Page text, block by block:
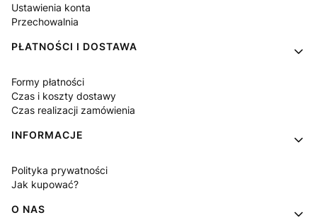
Ustawienia konta
Przechowalnia
PŁATNOŚCI I DOSTAWA
Formy płatności
Czas i koszty dostawy
Czas realizacji zamówienia
INFORMACJE
Polityka prywatności
Jak kupować?
O NAS